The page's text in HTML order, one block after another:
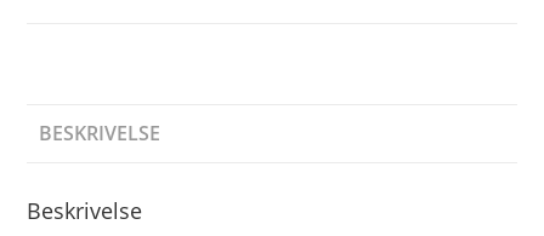
BESKRIVELSE
Beskrivelse